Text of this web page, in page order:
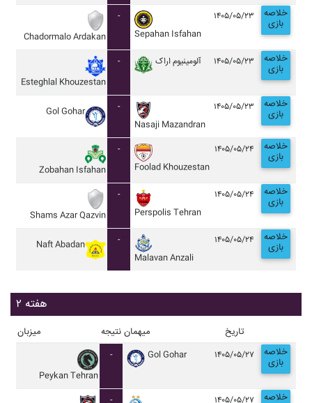
Chadormalo Ardakan
-
Sepahan Isfahan
۱۴۰۵/۰۵/۲۳ خلاصه
بازی
Esteghlal Khouzestan
- آلومينيوم اراک ۱۴۰۵/۰۵/۲۳ خلاصه
بازی
Gol Gohar
-
Nasaji Mazandran
۱۴۰۵/۰۵/۲۳ خلاصه
بازی
Zobahan Isfahan
-
Foolad Khouzestan
۱۴۰۵/۰۵/۲۴ خلاصه
بازی
Shams Azar Qazvin
-
Perspolis Tehran
۱۴۰۵/۰۵/۲۴ خلاصه
بازی
Naft Abadan
-
Malavan Anzali
۱۴۰۵/۰۵/۲۴ خلاصه
بازی
هفته ۲
میزبان نتیجه میهمان تاریخ
Peykan Tehran
- Gol Gohar ۱۴۰۵/۰۵/۲۷ خلاصه
بازی
خلاصه